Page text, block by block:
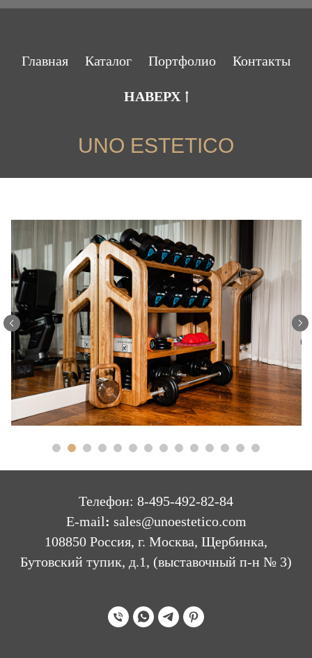
Главная Каталог Портфолио Контакты
НАВЕРХ
UNO ESTETICO
Телефон: 8-495-492-82-84
E-mail: sales@unoestetico.com
108850 Россия, г. Москва, Щербинка,
Бутовский тупик, д.1, (выставочный п-н № 3)